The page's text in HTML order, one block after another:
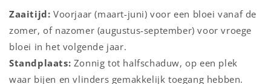
Zaaitijd: Voorjaar (maart-juni) voor een bloei vanaf de
zomer, of nazomer (augustus-september) voor vroege
bloei in het volgende jaar.
Standplaats: Zonnig tot halfschaduw, op een plek
waar bijen en vlinders gemakkelijk toegang hebben.